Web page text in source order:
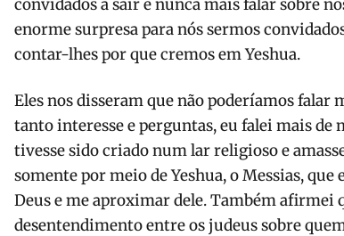
convidados a sair e nunca mais falar sobre
enorme surpresa para nós sermos
contar-lhes por que cremos em Yeshua.
Eles nos disseram que não poderíamos falar
tanto interesse e perguntas, eu falei mais de
tivesse sido criado num lar religioso e
somente por meio de Yeshua, o Messias,
Deus e me aproximar dele. Também afirmei
desentendimento entre os judeus sobre quem